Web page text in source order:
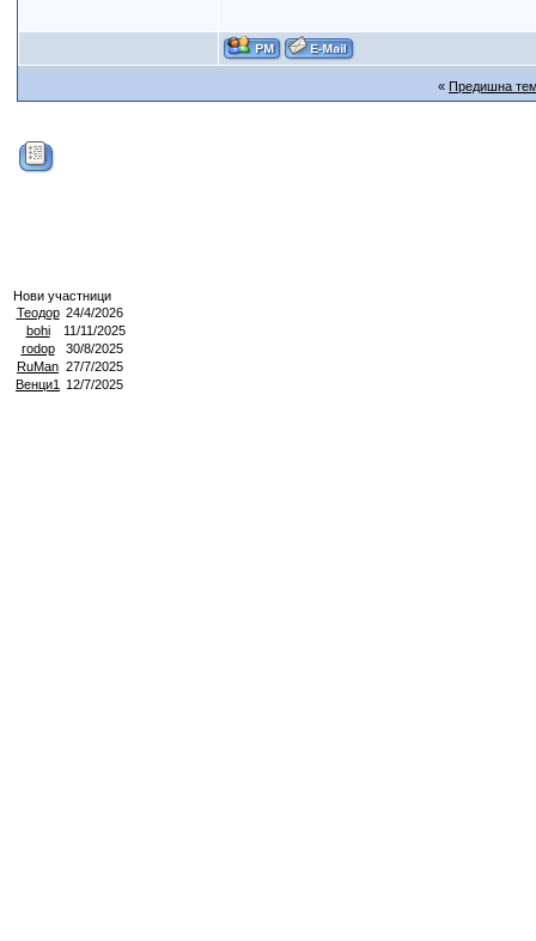
« Предишна
Нови участници
Теодор 24/4/2026
bohi
11/11/2025
rodop
30/8/2025
RuMan 27/7/2025
Венци1
12/7/2025